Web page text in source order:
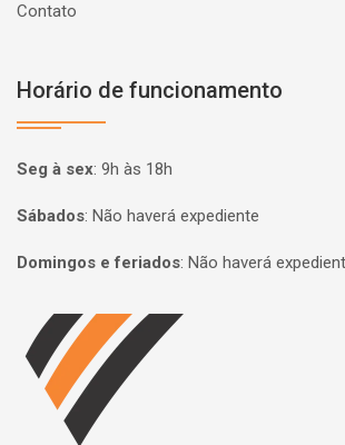
Contato
Horário de funcionamento
Seg à sex: 9h às 18h
Sábados: Não haverá expediente
Domingos e feriados: Não haverá
Página inicial